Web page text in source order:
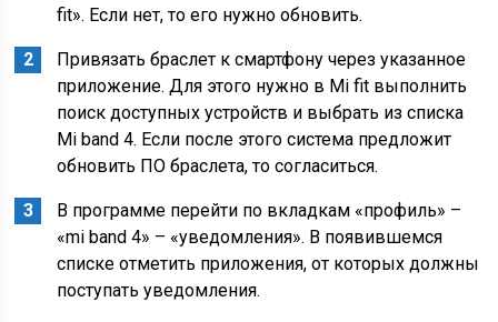
fit». Если нет, то его нужно обновить.
Привязать браслет к смартфону через указанное
приложение. Для этого нужно в Mi fit выполнить
поиск доступных устройств и выбрать из списка
Mi band 4. Если после этого система предложит
обновить ПО браслета, то согласиться.
В программе перейти по вкладкам «профиль» –
«mi band 4» – «уведомления». В появившемся
списке отметить приложения, от которых должны
поступать уведомления.